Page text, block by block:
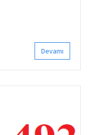
Devamı